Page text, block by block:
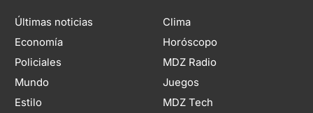
Últimas noticias
Economía
Policiales
Mundo
Estilo
Clima
Horóscopo
MDZ Radio
Juegos
MDZ Tech